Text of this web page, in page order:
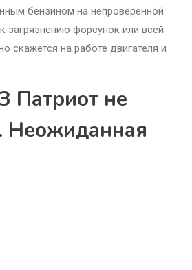
бензином на непроверенной
загрязнению форсунок или всей
скажется на работе двигателя и
Патриот не
Неожиданная